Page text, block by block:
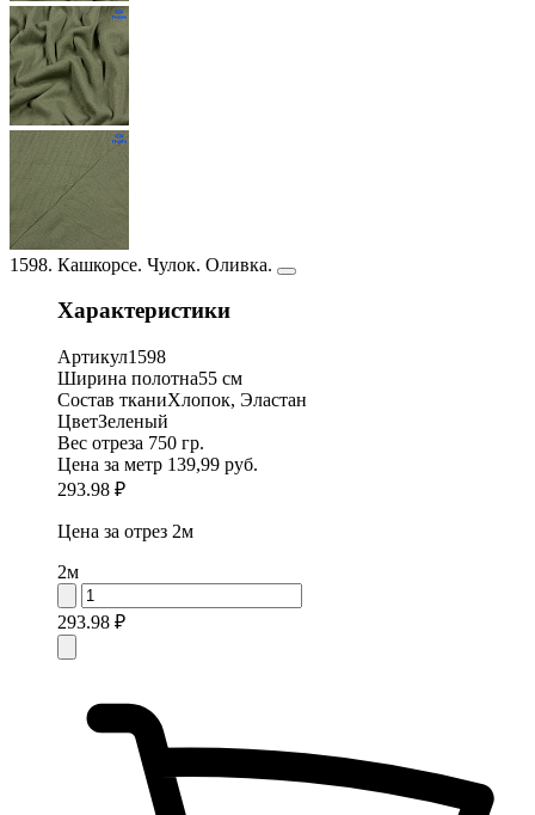
1598. Кашкорсе. Чулок. Оливка.
Характеристики
Артикул1598
Ширина полотна55 см
Состав тканиХлопок, Эластан
ЦветЗеленый
Вес отреза 750 гр.
Цена за метр 139,99 руб.
293.98 ₽
Цена за отрез 2м
2м
293.98 ₽